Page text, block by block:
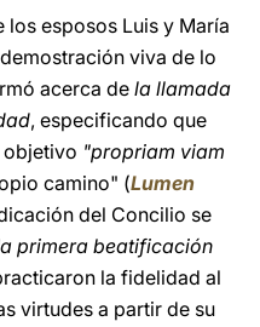
los esposos Luis y María
viva de lo
acerca de la llamada
, especificando que
objetivo "propriam viam
camino" (Lumen
del Concilio se
primera beatificación
la fidelidad al
virtudes a partir de su